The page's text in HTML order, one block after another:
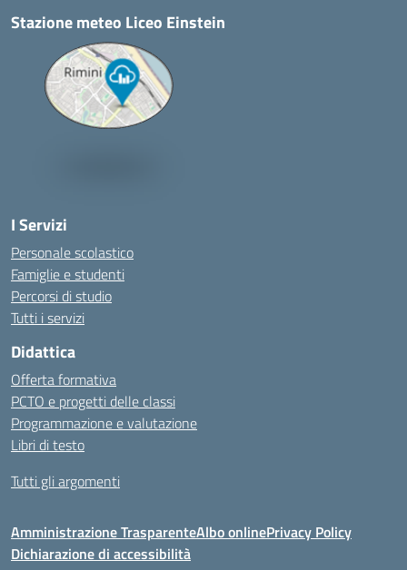
Stazione meteo Liceo Einstein
I Servizi
Personale scolastico
Famiglie e studenti
Percorsi di studio
Tutti i servizi
Didattica
Offerta formativa
PCTO e progetti delle classi
Programmazione e valutazione
Libri di testo
Tutti gli argomenti
Amministrazione TrasparenteAlbo onlinePrivacy Policy
Dichiarazione di accessibilità